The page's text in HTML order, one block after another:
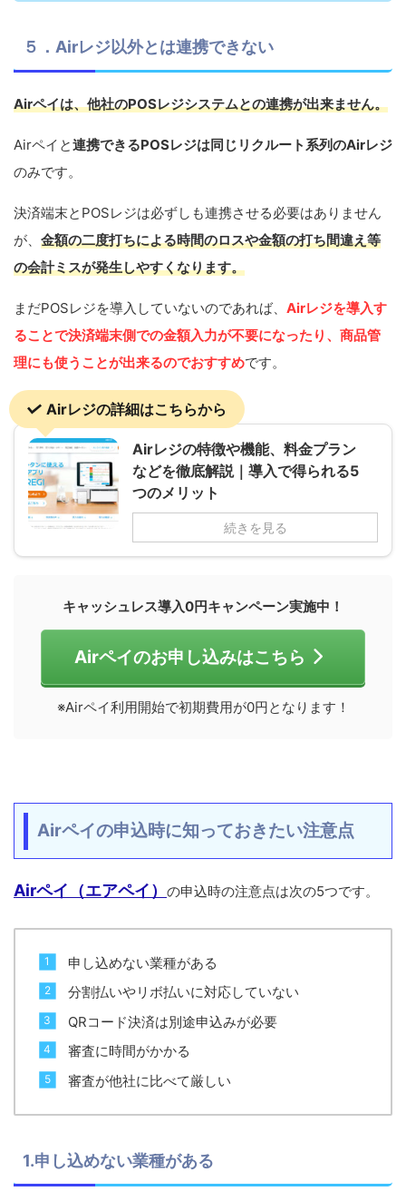
５．Airレジ以外とは連携できない
Airペイは、他社のPOSレジシステムとの連携が出来ません。
Airペイと連携できるPOSレジは同じリクルート系列のAirレジ
のみです。
決済端末とPOSレジは必ずしも連携させる必要はありません
が、 金額の二度打ちによる時間のロスや金額の打ち間違え等
の会計ミスが発生しやすくなります。
まだPOSレジを導入していないのであれば、 Airレジを導入す
ることで決済端末側での金額入力が不要になったり、商品管
理にも使うことが出来るのでおすすめです。
Airレジの詳細はこちらから
Airレジの特徴や機能、料金プラン
などを徹底解説｜導入で得られる5
つのメリット
続きを見る
キャッシュレス導入0円キャンペーン実施中！
Airペイのお申し込みはこちら
※Airペイ利用開始で初期費用が0円となります！
Airペイの申込時に知っておきたい注意点
Airペイ（エアペイ） の申込時の注意点は次の5つです。
申し込めない業種がある
分割払いやリボ払いに対応していない
QRコード決済は別途申込みが必要
審査に時間がかかる
審査が他社に比べて厳しい
1.申し込めない業種がある